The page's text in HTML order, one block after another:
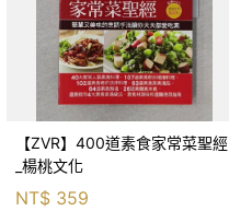
【ZVR】400道素食家常菜聖經
_楊桃文化
NT$ 359